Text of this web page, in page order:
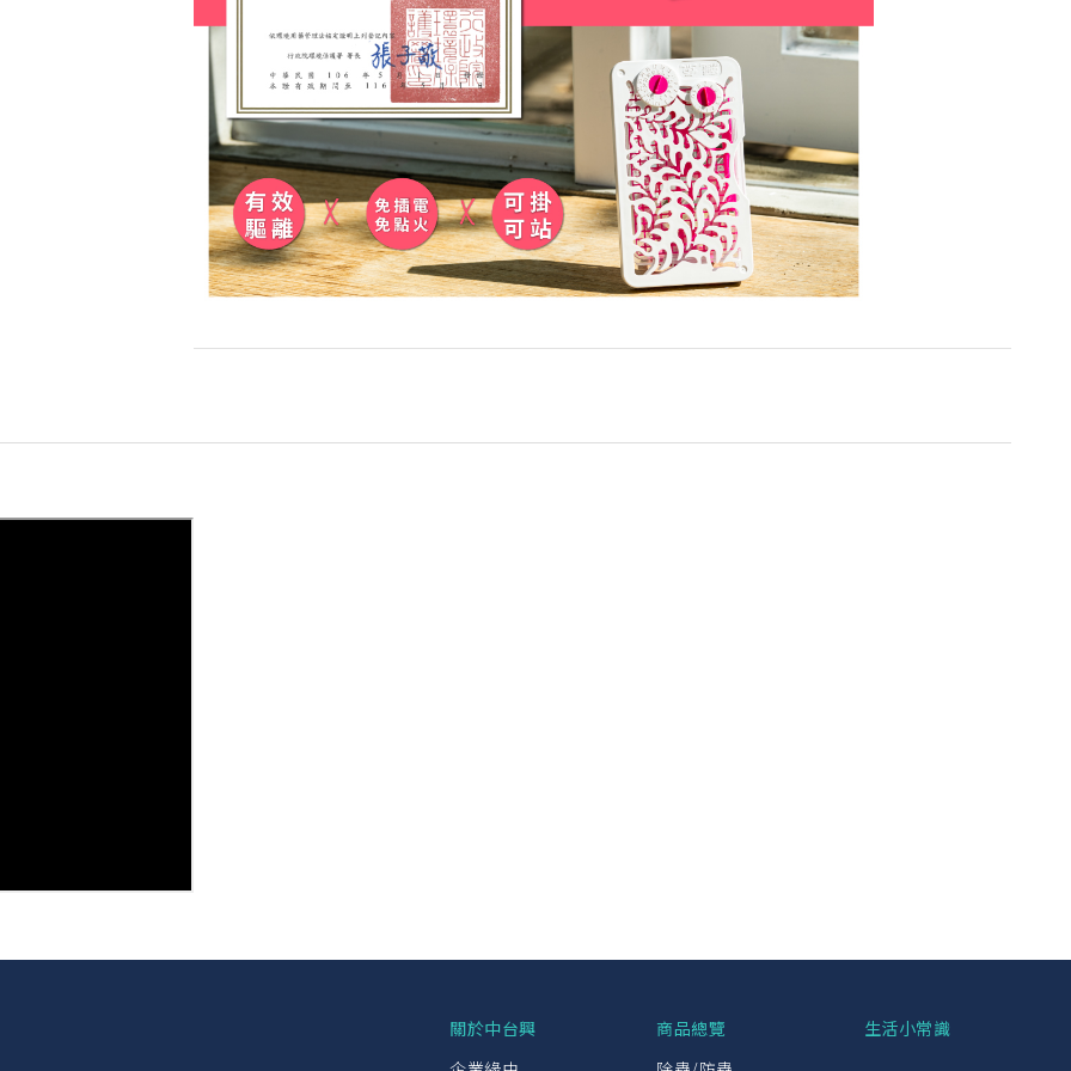
關於中台興
商品總覽
生活小常識